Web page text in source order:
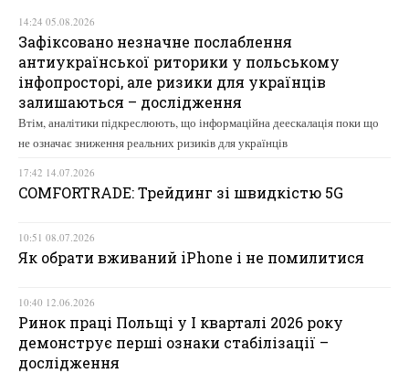
14:24 05.08.2026
Зафіксовано незначне послаблення
антиукраїнської риторики у польському
інфопросторі, але ризики для українців
залишаються – дослідження
Втім, аналітики підкреслюють, що інформаційна деескалація поки що
не означає зниження реальних ризиків для українців
17:42 14.07.2026
COMFORTRADE: Трейдинг зі швидкістю 5G
10:51 08.07.2026
Як обрати вживаний iPhone і не помилитися
10:40 12.06.2026
Ринок праці Польщі у І кварталі 2026 року
демонструє перші ознаки стабілізації –
дослідження